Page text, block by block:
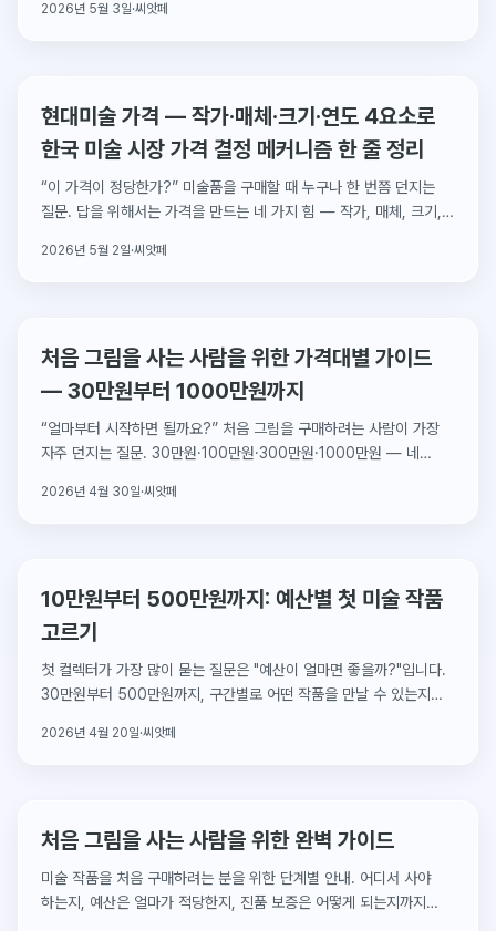
2026년 5월 3일·씨앗페
현대미술 가격 — 작가·매체·크기·연도 4요소로
한국 미술 시장 가격 결정 메커니즘 한 줄 정리
“이 가격이 정당한가?” 미술품을 구매할 때 누구나 한 번쯤 던지는
질문. 답을 위해서는 가격을 만드는 네 가지 힘 — 작가, 매체, 크기,
해부합니다.
2026년 5월 2일·씨앗페
처음 그림을 사는 사람을 위한 가격대별 가이드
— 30만원부터 1000만원까지
“얼마부터 시작하면 될까요?” 처음 그림을 구매하려는 사람이 가장
자주 던지는 질문. 30만원·100만원·300만원·1000만원 — 네
정리합니다.
2026년 4월 30일·씨앗페
10만원부터 500만원까지: 예산별 첫 미술 작품
고르기
첫 컬렉터가 가장 많이 묻는 질문은 "예산이 얼마면 좋을까?"입니다.
30만원부터 500만원까지, 구간별로 어떤 작품을 만날 수 있는지
2026년 4월 20일·씨앗페
처음 그림을 사는 사람을 위한 완벽 가이드
미술 작품을 처음 구매하려는 분을 위한 단계별 안내. 어디서 사야
하는지, 예산은 얼마가 적당한지, 진품 보증은 어떻게 되는지까지